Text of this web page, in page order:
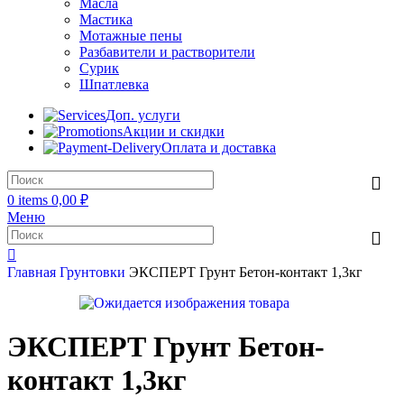
Масла
Мастика
Мотажные пены
Разбавители и растворители
Сурик
Шпатлевка
Доп. услуги
Акции и скидки
Оплата и доставка
0 items 0,00 ₽
Меню
Главная Грунтовки ЭКСПЕРТ Грунт Бетон-контакт 1,3кг
ЭКСПЕРТ Грунт Бетон-
контакт 1,3кг